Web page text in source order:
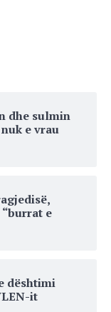
dhe sulmin
e vrau
e
dështimi
it